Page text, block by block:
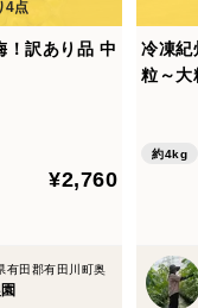
訳あり品 中
¥2,760
有田郡有田川町奥
冷凍紀
粒～
約4kg